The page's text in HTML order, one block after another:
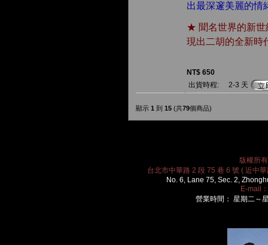
出最深邃美麗的情
★ 聞名世界的新世
現出二胡的全新時
NT$ 650
出貨時程:
2-3 天
顯示 1 到 15 (共79個商品)
版權所
台北市中華路 2 段 75 巷 6 號 ( 近中
No. 6, Lane 75, Sec. 2,
E-mail：
營業時間： 星期二～